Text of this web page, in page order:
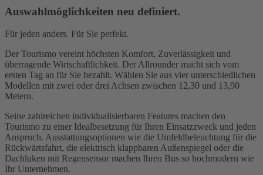
Auswahlmöglichkeiten neu definiert.
Für jeden anders. Für Sie perfekt.
Der Tourismo vereint höchsten Komfort, Zuverlässigkeit und
überragende Wirtschaftlichkeit. Der Allrounder macht sich vom
ersten Tag an für Sie bezahlt. Wählen Sie aus vier unterschiedlichen
Modellen mit zwei oder drei Achsen zwischen 12,30 und 13,90
Metern.
Seine zahlreichen individualisierbaren Features machen den
Tourismo zu einer Idealbesetzung für Ihren Einsatzzweck und jeden
Anspruch. Ausstattungsoptionen wie die Umfeldbeleuchtung für die
Rückwärtsfahrt, die elektrisch klappbaren Außenspiegel oder die
Dachluken mit Regensensor machen Ihren Bus so hochmodern wie
Ihr Unternehmen.